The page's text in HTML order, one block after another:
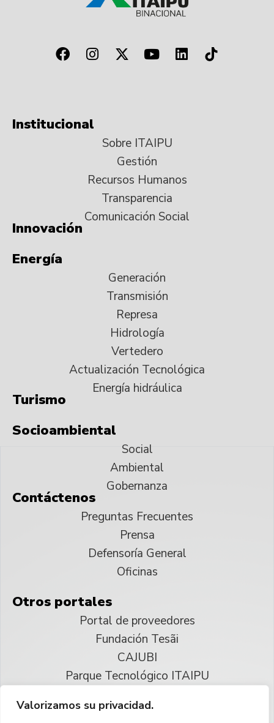
Valorizamos su privacidad.
Institucional
Sobre ITAIPU
Gestión
Recursos Humanos
Transparencia
Comunicación Social
Innovación
Energía
Generación
Transmisión
Represa
Hidrología
Vertedero
Actualización Tecnológica
Energía hidráulica
Turismo
Socioambiental
Social
Ambiental
Gobernanza
Contáctenos
Preguntas Frecuentes
Prensa
Defensoría General
Oficinas
Otros portales
Portal de proveedores
Fundación Tesãi
CAJUBI
Parque Tecnológico ITAIPU